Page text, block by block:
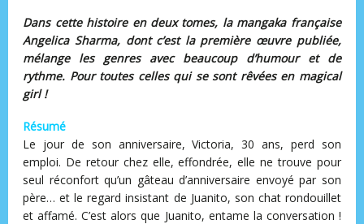
Dans cette histoire en deux tomes, la mangaka française
Angelica Sharma, dont c’est la première œuvre publiée,
mélange les genres avec beaucoup d’humour et de
rythme. Pour toutes celles qui se sont rêvées en magical
girl !
Résumé
Le jour de son anniversaire, Victoria, 30 ans, perd son
emploi. De retour chez elle, effondrée, elle ne trouve pour
seul réconfort qu’un gâteau d’anniversaire envoyé par son
père… et le regard insistant de Juanito, son chat rondouillet
et affamé. C’est alors que Juanito, entame la conversation !